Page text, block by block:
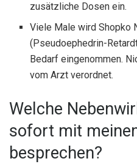
zusätzliche Dosen ein.
Viele Male wird Shopko
(Pseudoephedrin-
Bedarf eingenommen.
vom Arzt verordnet.
Welche
sofort mit
besprechen?